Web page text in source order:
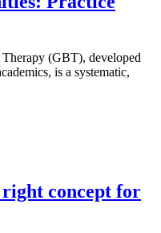
(GBT), developed
is a systematic,
concept for